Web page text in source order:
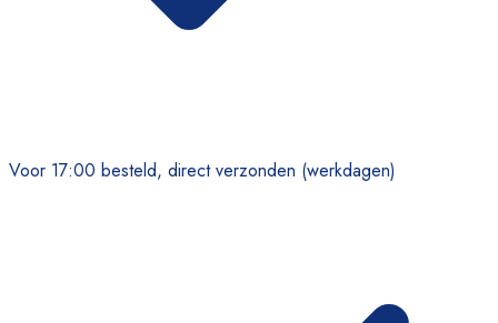
Voor 17:00 besteld, direct verzonden (werkdagen)